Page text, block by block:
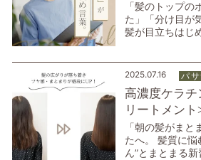
「髪のトップの
た」「分け目が
髪が目立ちはじ
2025.07.16 パ
高濃度ケラチ
リートメント
「朝の髪がま
たへ。 髪質に悩
ん”とまとまる